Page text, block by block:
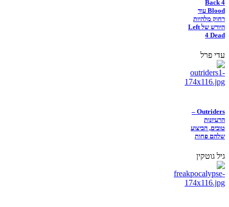
Back 4
Blood עוד
רחוק מלהיות
היורש של Left
4 Dead
עדי פרל
Outriders –
הרעיונות
טובים, הביצוע
שלהם פחות
גיל גוטקין